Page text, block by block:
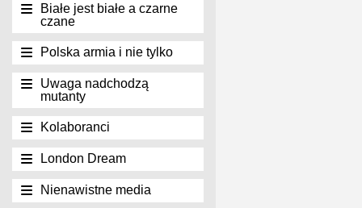
Białe jest białe a czarne
czane
Polska armia i nie tylko
Uwaga nadchodzą
mutanty
Kolaboranci
London Dream
Nienawistne media